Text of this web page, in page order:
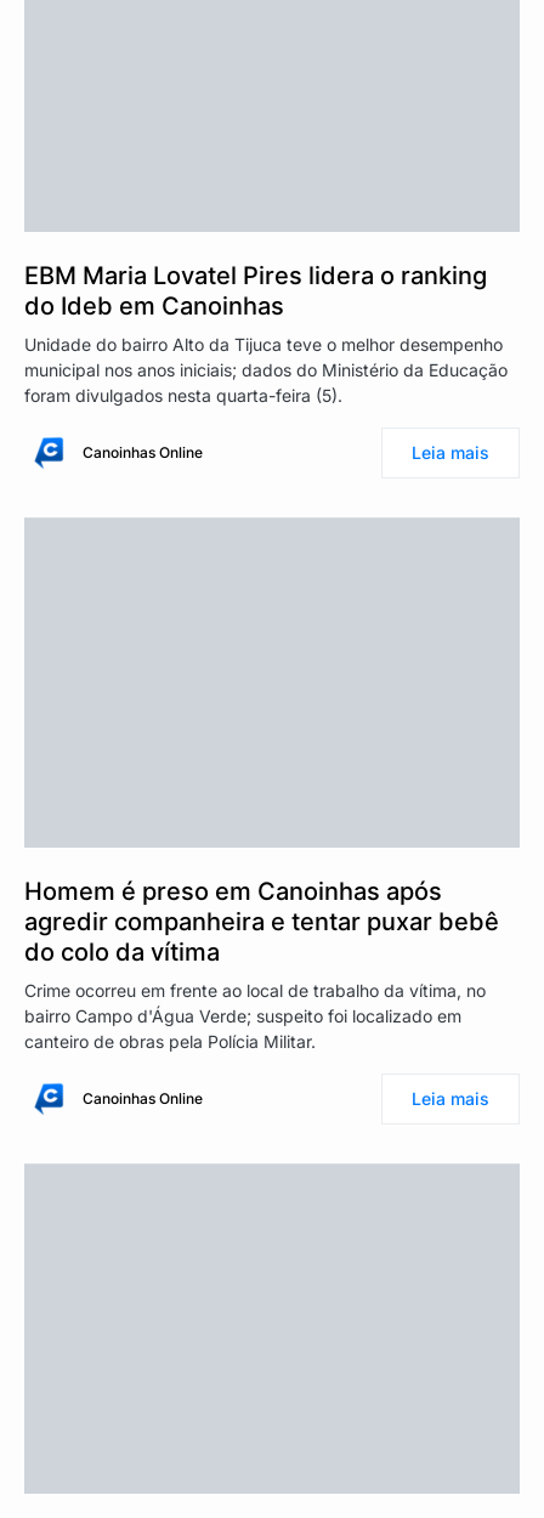
EBM Maria Lovatel Pires lidera o ranking
do Ideb em Canoinhas
Unidade do bairro Alto da Tijuca teve o melhor desempenho
municipal nos anos iniciais; dados do Ministério da Educação
foram divulgados nesta quarta-feira (5).
Canoinhas Online Leia mais
Homem é preso em Canoinhas após
agredir companheira e tentar puxar bebê
do colo da vítima
Crime ocorreu em frente ao local de trabalho da vítima, no
bairro Campo d'Água Verde; suspeito foi localizado em
canteiro de obras pela Polícia Militar.
Canoinhas Online Leia mais